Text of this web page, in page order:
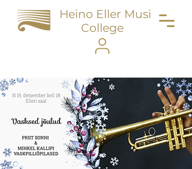
Heino Eller Music
College